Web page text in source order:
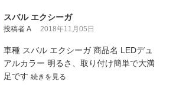
スバル エクシーガ
投稿者 A 2018年11月05日
車種 スバル エクシーガ 商品名 LEDデュ
アルカラー 明るさ、取り付け簡単で大満
足です 続きを見る